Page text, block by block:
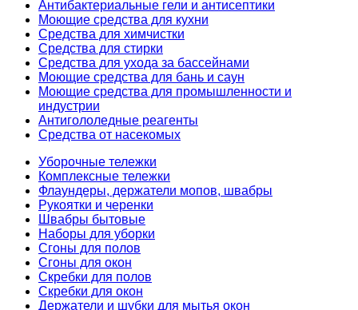
Антибактериальные гели и антисептики
Моющие средства для кухни
Средства для химчистки
Средства для стирки
Средства для ухода за бассейнами
Моющие средства для бань и саун
Моющие средства для промышленности и
индустрии
Антигололедные реагенты
Средства от насекомых
Уборочные тележки
Комплексные тележки
Флаундеры, держатели мопов, швабры
Рукоятки и черенки
Швабры бытовые
Наборы для уборки
Сгоны для полов
Сгоны для окон
Скребки для полов
Скребки для окон
Держатели и шубки для мытья окон